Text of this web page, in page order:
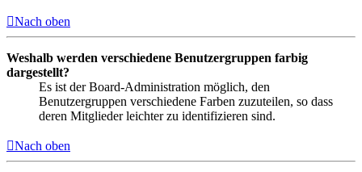
Nach oben
Weshalb werden verschiedene Benutzergruppen farbig
dargestellt?
Es ist der Board-Administration möglich, den
Benutzergruppen verschiedene Farben zuzuteilen, so dass
deren Mitglieder leichter zu identifizieren sind.
Nach oben